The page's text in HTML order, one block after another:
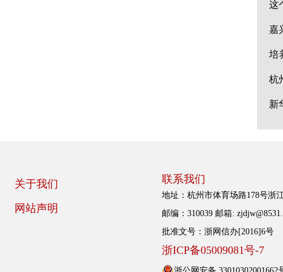
这
嘉
培
杭
新
关于我们
网站声明
联系我们
地址：杭州市体育场路178号浙
邮编：310039 邮箱:
批准文号：浙网信办[2016]6号
浙ICP备05009081号-7